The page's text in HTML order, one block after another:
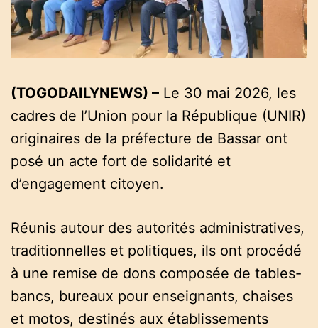
e
d
i
(TOGODAILYNEWS) – Le 30 mai 2026, les
cadres de l’Union pour la République (UNIR)
originaires de la préfecture de Bassar ont
posé un acte fort de solidarité et
d’engagement citoyen.
Réunis autour des autorités administratives,
traditionnelles et politiques, ils ont procédé
à une remise de dons composée de tables-
bancs, bureaux pour enseignants, chaises
et motos, destinés aux établissements